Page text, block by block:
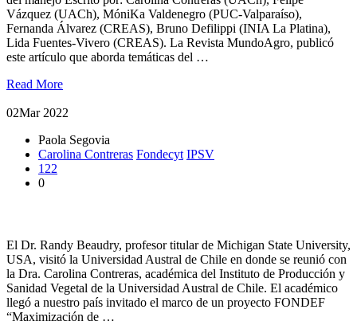
Vázquez (UACh), MóniKa Valdenegro (PUC-Valparaíso),
Fernanda Álvarez (CREAS), Bruno Defilippi (INIA La Platina),
Lida Fuentes-Vivero (CREAS). La Revista MundoAgro, publicó
este artículo que aborda temáticas del …
Read More
02Mar 2022
Paola Segovia
Carolina Contreras Fondecyt IPSV
122
0
El Dr. Randy Beaudry, profesor titular de Michigan State University,
USA, visitó la Universidad Austral de Chile en donde se reunió con
la Dra. Carolina Contreras, académica del Instituto de Producción y
Sanidad Vegetal de la Universidad Austral de Chile. El académico
llegó a nuestro país invitado el marco de un proyecto FONDEF
“Maximización de …